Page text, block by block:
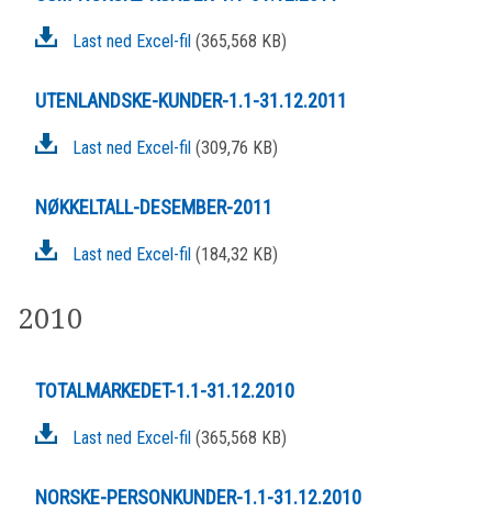
Last ned Excel-fil (365,568 KB)
UTENLANDSKE-KUNDER-1.1-31.12.2011
Last ned Excel-fil (309,76 KB)
NØKKELTALL-DESEMBER-2011
Last ned Excel-fil (184,32 KB)
2010
TOTALMARKEDET-1.1-31.12.2010
Last ned Excel-fil (365,568 KB)
NORSKE-PERSONKUNDER-1.1-31.12.2010